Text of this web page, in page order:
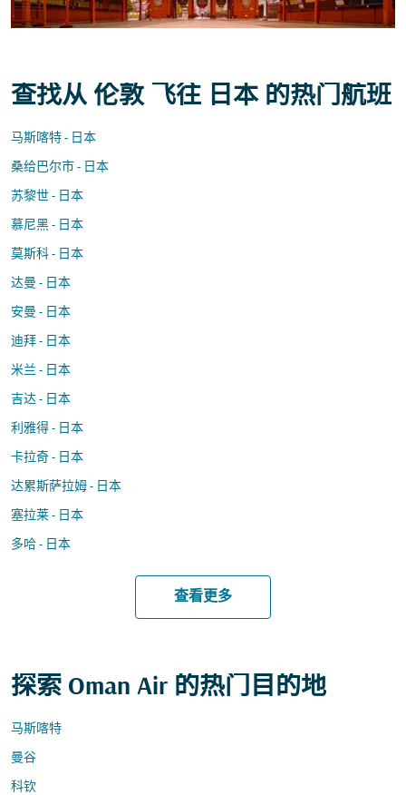
查找从 伦敦 飞往 日本 的热门航班
马斯喀特 - 日本
桑给巴尔市 - 日本
苏黎世 - 日本
慕尼黑 - 日本
莫斯科 - 日本
达曼 - 日本
安曼 - 日本
迪拜 - 日本
米兰 - 日本
吉达 - 日本
利雅得 - 日本
卡拉奇 - 日本
达累斯萨拉姆 - 日本
塞拉莱 - 日本
多哈 - 日本
查看更多
探索 Oman Air 的热门目的地
马斯喀特
曼谷
科钦